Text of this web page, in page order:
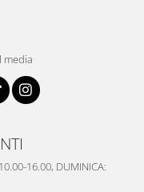
media
16.00, DUMINICA: